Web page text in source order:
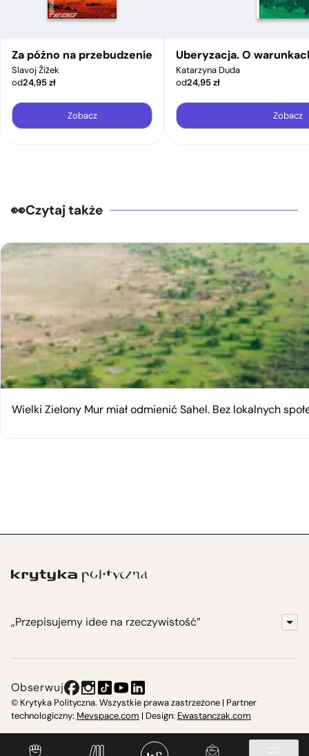
Za późno na przebudzenie
Slavoj Žižek
od24,95zł
Zobacz
Uberyzacja. O
Katarzyna Duda
od24,95zł
Zobacz
Czytaj także
Wielki Zielony Mur miał odmienić Sahel. Bez lokalnych
„Przepisujemy idee na rzeczywistość”
Instytut Krytyki Politycznej
Obserwuj
© Krytyka Polityczna. Wszystkie prawa zastrzeżone | Partner
technologiczny: Mevspace.com | Design: Ewastanczak.com